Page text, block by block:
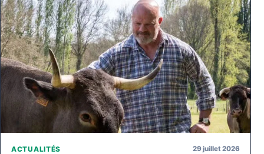
ACTUALITÉS 29 juillet 2026